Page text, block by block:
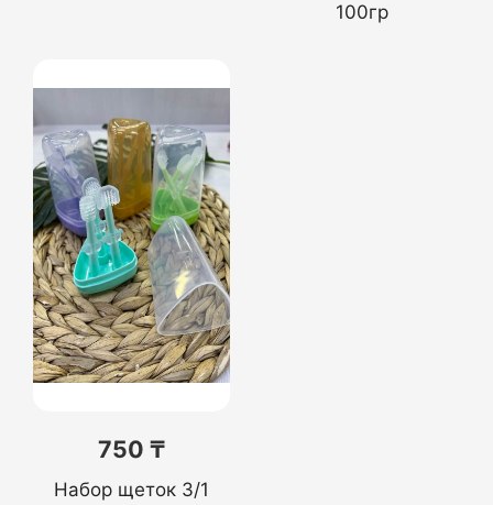
100гр
750 ₸
Набор щеток 3/1